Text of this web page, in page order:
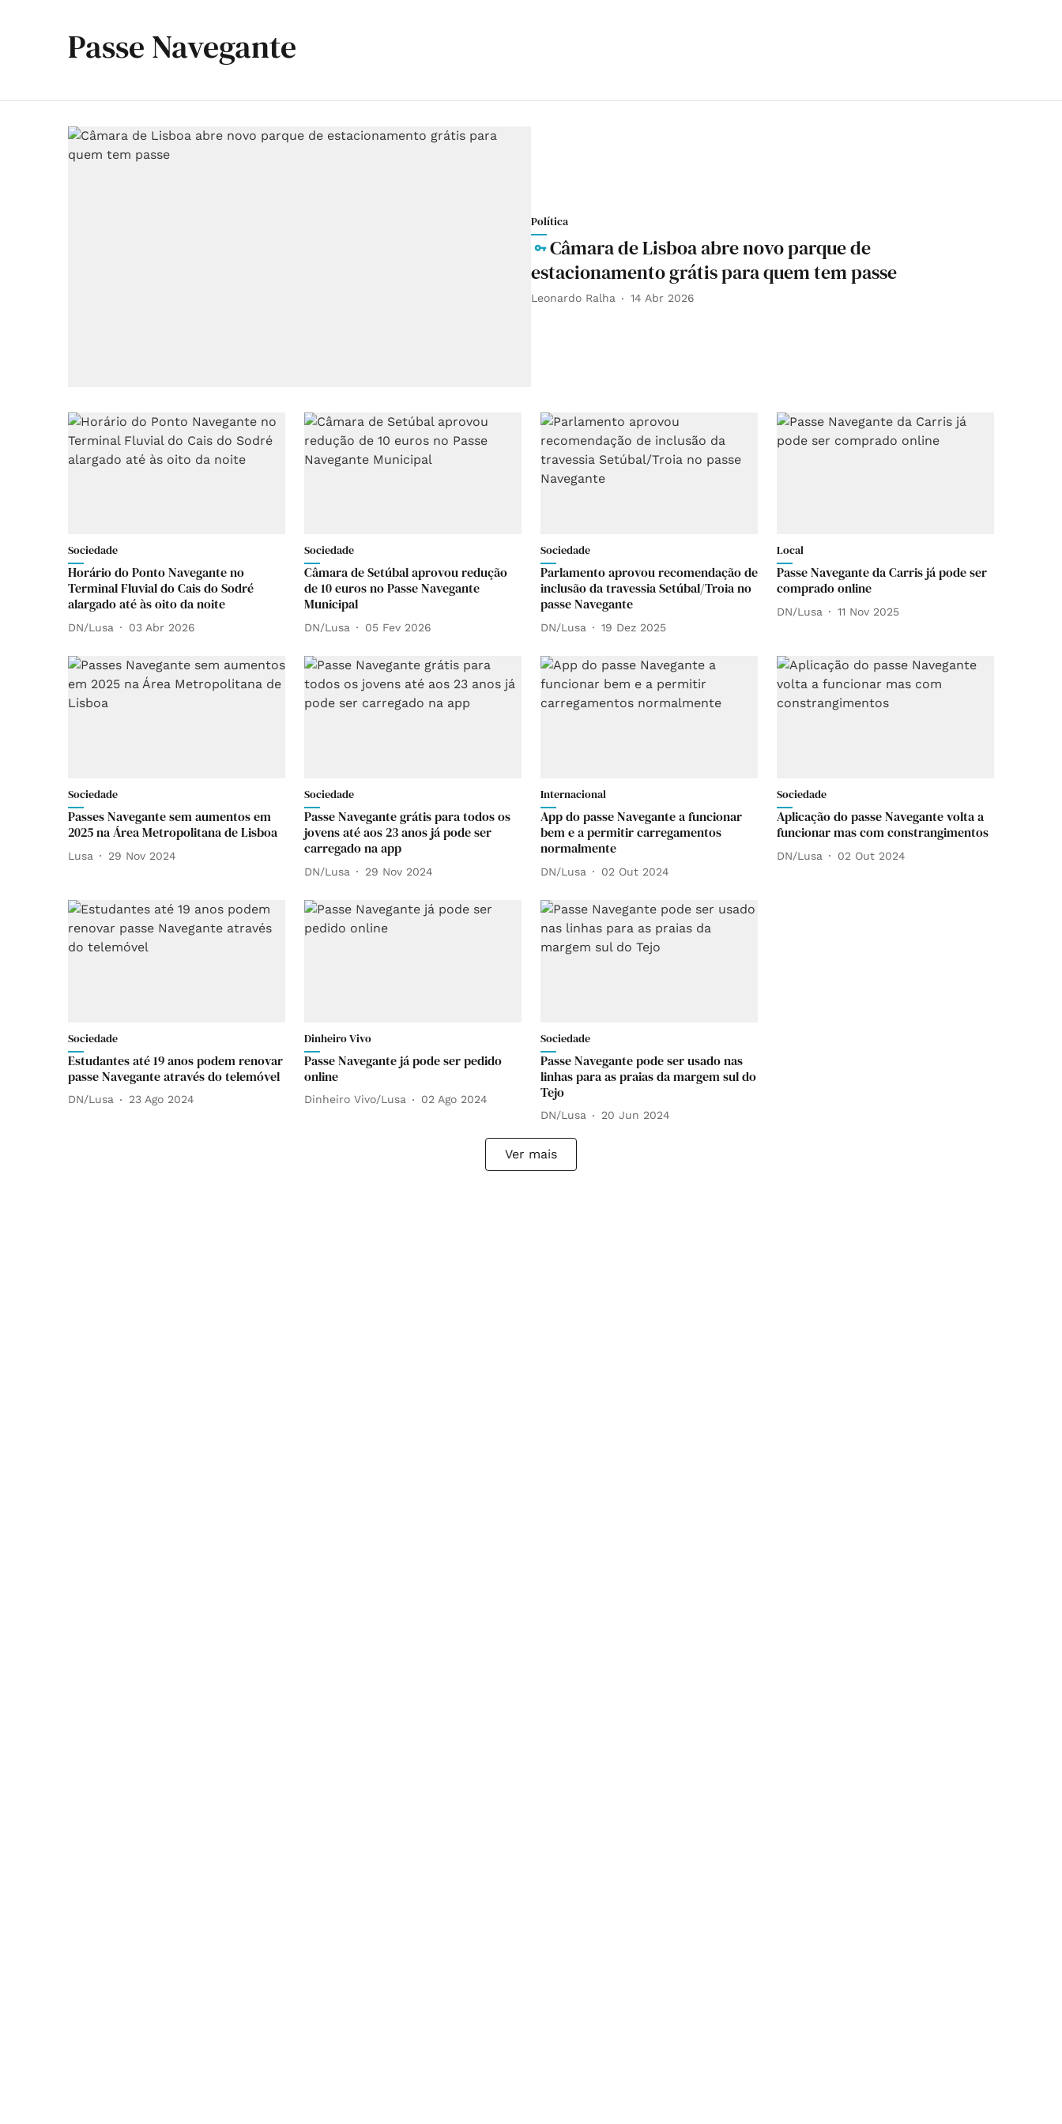
Passe Navegante
Política
Câmara de Lisboa abre novo parque de
estacionamento grátis para quem tem passe
Leonardo Ralha 14 Abr 2026
Sociedade
Horário do Ponto Navegante no
Terminal Fluvial do Cais do Sodré
alargado até às oito da noite
DN/Lusa 03 Abr 2026
Sociedade
Câmara de Setúbal aprovou redução
de 10 euros no Passe Navegante
Municipal
DN/Lusa 05 Fev 2026
Sociedade
Parlamento aprovou recomendação de
inclusão da travessia Setúbal/Troia no
passe Navegante
DN/Lusa 19 Dez 2025
Local
Passe Navegante da Carris já pode ser
comprado online
DN/Lusa 11 Nov 2025
Sociedade
Passes Navegante sem aumentos em
2025 na Área Metropolitana de Lisboa
Lusa 29 Nov 2024
Sociedade
Passe Navegante grátis para todos os
jovens até aos 23 anos já pode ser
carregado na app
DN/Lusa 29 Nov 2024
Internacional
App do passe Navegante a funcionar
bem e a permitir carregamentos
normalmente
DN/Lusa 02 Out 2024
Sociedade
Aplicação do passe Navegante volta a
funcionar mas com constrangimentos
DN/Lusa 02 Out 2024
Sociedade
Estudantes até 19 anos podem renovar
passe Navegante através do telemóvel
DN/Lusa 23 Ago 2024
Dinheiro Vivo
Passe Navegante já pode ser pedido
online
Dinheiro Vivo/Lusa 02 Ago 2024
Sociedade
Passe Navegante pode ser usado nas
linhas para as praias da margem sul do
Tejo
DN/Lusa 20 Jun 2024
Ver mais